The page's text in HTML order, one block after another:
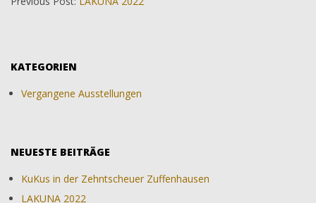
KATEGORIEN
Vergangene Ausstellungen
NEUESTE BEITRÄGE
KuKus in der Zehntscheuer Zuffenhausen
LAKUNA 2022